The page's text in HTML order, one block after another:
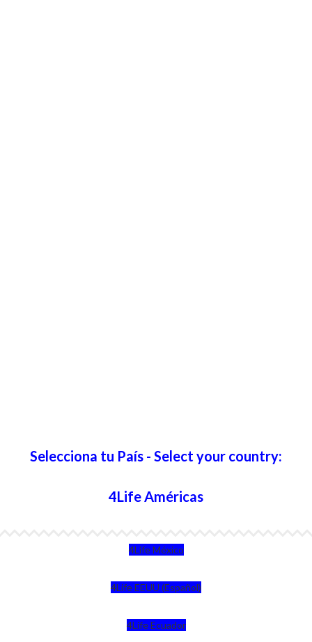
Selecciona tu País - Select your country:
4Life Américas
4Life México
4Life EEUU (Español)
4Life Ecuador